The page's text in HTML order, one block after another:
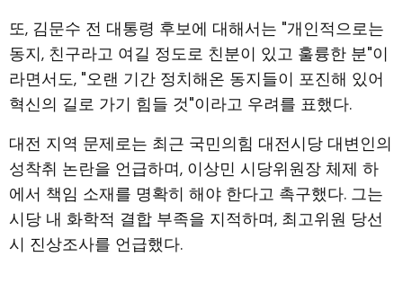
또, 김문수 전 대통령 후보에 대해서는 "개인적으로는
동지, 친구라고 여길 정도로 친분이 있고 훌륭한 분"이
라면서도, "오랜 기간 정치해온 동지들이 포진해 있어
혁신의 길로 가기 힘들 것"이라고 우려를 표했다.
대전 지역 문제로는 최근 국민의힘 대전시당 대변인의
성착취 논란을 언급하며, 이상민 시당위원장 체제 하
에서 책임 소재를 명확히 해야 한다고 촉구했다. 그는
시당 내 화학적 결합 부족을 지적하며, 최고위원 당선
시 진상조사를 언급했다.